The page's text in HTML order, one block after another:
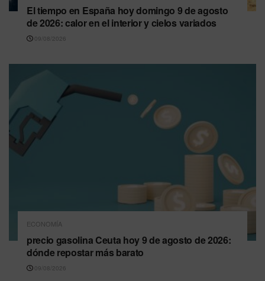
El tiempo en España hoy domingo 9 de agosto
de 2026: calor en el interior y cielos variados
09/08/2026
ECONOMÍA
precio gasolina Ceuta hoy 9 de agosto de 2026:
dónde repostar más barato
09/08/2026